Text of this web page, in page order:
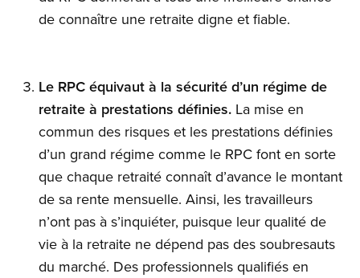
de connaître une retraite digne et fiable.
Le RPC équivaut à la sécurité d’un régime de
retraite à prestations définies. La mise en
commun des risques et les prestations définies
d’un grand régime comme le RPC font en sorte
que chaque retraité connaît d’avance le montant
de sa rente mensuelle. Ainsi, les travailleurs
n’ont pas à s’inquiéter, puisque leur qualité de
vie à la retraite ne dépend pas des soubresauts
du marché. Des professionnels qualifiés en